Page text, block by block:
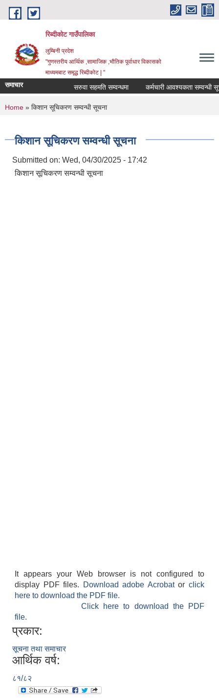
Skip to main content
रिब्दीकोट गाउँपालिका
लुम्बिनी प्रदेश
"गुणस्तरीय आर्थिक ,सामाजिक ,भौतिक पूर्वाधार विकासको
माध्यमबाट समृद्ध रिब्दीकोट | "
समाचार सरुवा सहमति सम्वन्धमा कर्मचारी आवश्यकता सम्वन्धी सूचना
You are here
Home » किशान सूचिकरण सम्वन्धी सूचना
किशान सूचिकरण सम्वन्धी सूचना
Submitted on: Wed, 04/30/2025 - 17:42
किशान सूचिकरण सम्वन्धी सूचना
It appears your Web browser is not configured to
display PDF files.
Download adobe Acrobatorclick
here to download the PDF file.
Click here to download the PDF
file.
प्रकार:
सूचना तथा समाचार
आर्थिक वर्ष:
८१/८२